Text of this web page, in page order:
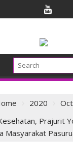
2020
Prajurit
Masyarakat